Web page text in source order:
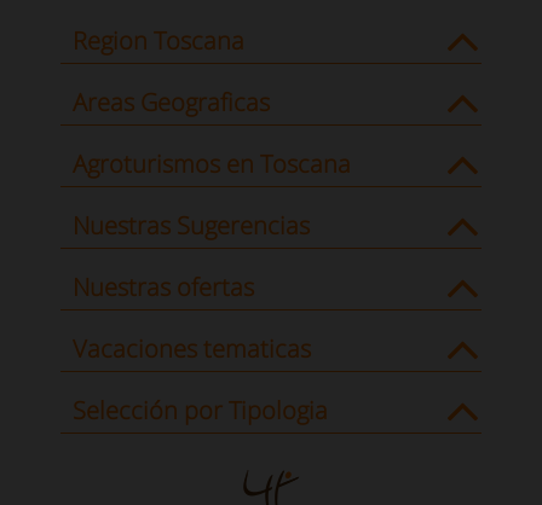
Region Toscana
Areas Geograficas
Agroturismos en Toscana
Nuestras Sugerencias
Nuestras ofertas
Vacaciones tematicas
Selección por Tipologia